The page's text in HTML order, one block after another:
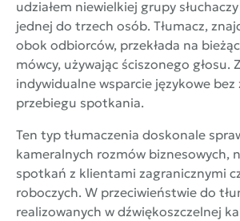
udziałem niewielkiej grupy
jednej do trzech osób. Tłumacz,
obok odbiorców, przekłada na
mówcy, używając ściszonego głosu.
indywidualne wsparcie językowe bez
przebiegu spotkania.
Ten typ tłumaczenia doskonale
kameralnych rozmów biznesowych,
spotkań z klientami zagranicznymi
roboczych. W przeciwieństwie do
realizowanych w dźwiękoszczelnej